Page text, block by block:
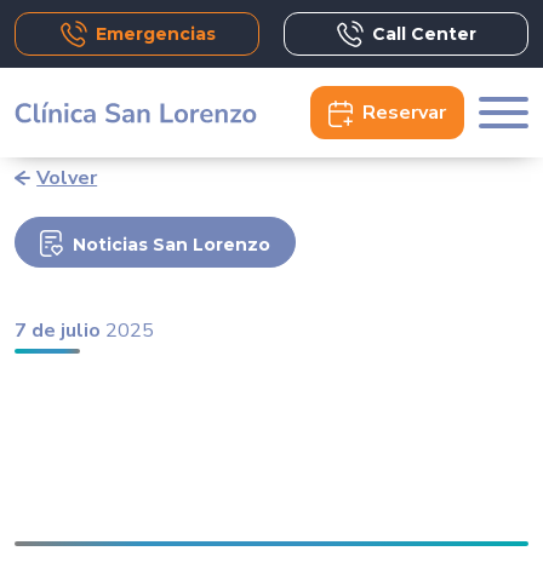
Emergencias Call Center
Reservar
Volver
Noticias San Lorenzo
7 de julio 2025